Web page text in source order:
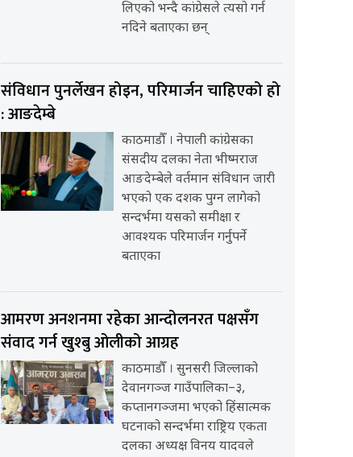
लिएको भन्दै कांग्रेसले त्यसो गर्न
नदिने बताएका छन्
संविधान पुनर्लेखन होइन, परिमार्जन चाहिएको हो
: आङदेम्बे
काठमाडौँ । नेपाली कांग्रेसका
संसदीय दलका नेता भीष्मराज
आङदेम्बेले वर्तमान संविधान जारी
भएको एक दशक पुग्न लागेको
सन्दर्भमा यसको समीक्षा र
आवश्यक परिमार्जन गर्नुपर्ने
बताएका
आमरण अनशनमा रहेका आन्दोलनरत पक्षसँग
संवाद गर्न खुश्बु ओलीको आग्रह
काठमाडौँ । सुनसरी जिल्लाको
देवानगञ्ज गाउँपालिका–३,
कप्तानगञ्जमा भएको हिंसात्मक
घटनाको सन्दर्भमा राष्ट्रिय एकता
दलका अध्यक्ष विनय यादवले